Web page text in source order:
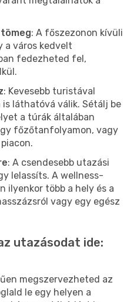
: A főszezonon kívüli
a város kedvelt
fedezheted fel,
: Kevesebb turistával
láthatóvá válik. Sétálj be
a túrák általában
főzőtanfolyamon, vagy
: A csendesebb utazási
lelassíts. A wellness-
ilyenkor több a hely és a
vagy egy egész
utazásodat ide:
megszervezheted az
le egy helyen a